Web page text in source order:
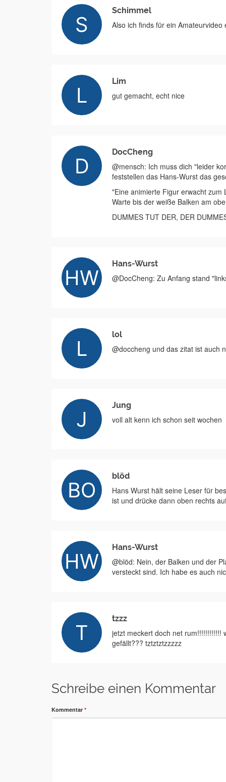
Schimmel
Also ich finds für ein
Lim
gut gemacht, echt nice
DocCheng
@mensch: Ich muss dich "leider
feststellen das Hans-Wurst das
"Eine animierte Figur erwacht zum
Warte bis der weiße Balken am
DUMMES TUT DER, DER
Hans-Wurst
@DocCheng: Zu Anfang stand
lol
@doccheng und das zitat ist auch
Jung
voll alt kenn ich schon seit wochen
blöd
Hans Wurst hält seine Leser für
ist und drücke dann oben rechts
Hans-Wurst
@blöd: Nein, der Balken und der
versteckt sind. Ich habe es auch
tzzz
jetzt meckert doch net rum!!!!!!!!!!!!
gefällt??? tztztztzzzzz
Schreibe einen Kommentar
Kommentar *